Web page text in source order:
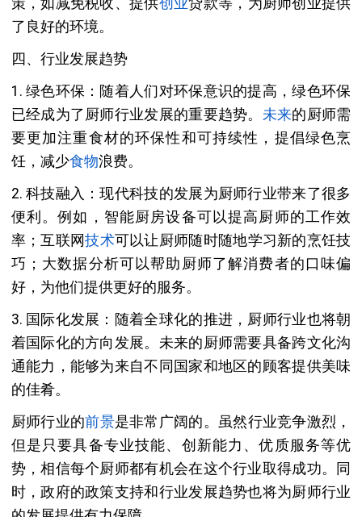
了良好的环境。
四、行业发展趋势
1. 绿色环保：随着人们对环保意识的提高，绿色环保
已经成为了厨师行业发展的重要趋势。 未来的厨师需
要更加注重食材的环保性和可持续性，提倡绿色烹
饪，减少食物浪费。
2. 科技融入：现代科技的发展为厨师行业带来了很多
便利。例如，智能厨房设备可以提高厨师的工作效
率；互联网技术可以让厨师随时随地学习新的烹饪技
巧；大数据分析可以帮助厨师了解消费者的口味偏
好，为他们提供更好的服务。
3. 国际化发展：随着全球化的推进，厨师行业也将朝
着国际化的方向发展。未来的厨师需要具备跨文化沟
通能力，能够为来自不同国家和地区的顾客提供美味
的佳肴。
厨师行业的前景是非常广阔的。虽然行业竞争激烈，
但是只要具备专业技能、创新能力、优质服务等优
势，相信每个厨师都有机会在这个行业取得成功。同
时，政府的政策支持和行业发展趋势也将为厨师行业